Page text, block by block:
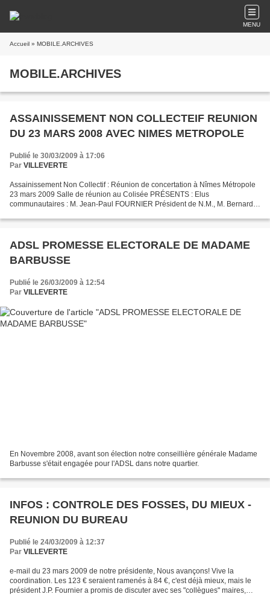
MENU
Accueil » MOBILE.ARCHIVES
MOBILE.ARCHIVES
ASSAINISSEMENT NON COLLECTEIF REUNION
DU 23 MARS 2008 AVEC NIMES METROPOLE
Publié le 30/03/2009 à 17:06
Par VILLEVERTE
Assainissement Non Collectif : Réunion de concertation à Nîmes Métropole
23 mars 2009 Salle de réunion au Colisée PRÉSENTS : Elus
communautaires : M. Jean-Paul FOURNIER Président de N.M., M. Bernard
ADSL PROMESSE ELECTORALE DE MADAME
BARBUSSE
Publié le 26/03/2009 à 12:54
Par VILLEVERTE
En Novembre 2008, avant son élection notre conseillière générale Madame
Barbusse s'était engagée pour l'ADSL dans notre quartier.
INFOS : CONTROLE DES FOSSES, DU MIEUX -
REUNION DU BUREAU
Publié le 24/03/2009 à 12:37
Par VILLEVERTE
e-mail du 23 mars 2009 de notre présidente, Nous avançons! Vive la
coordination. Les 123 € seraient ramenés à 84 €, c'est déjà mieux, mais le
président J.P. Fournier a promis de discuter avec ses "collègues" maires,